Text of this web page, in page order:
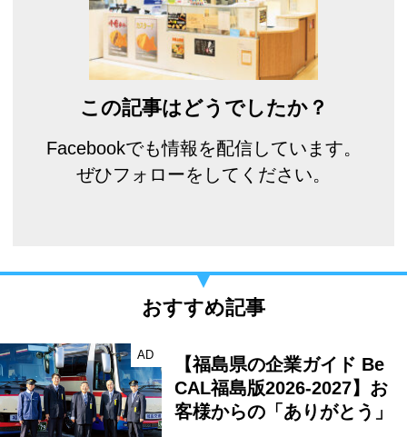
この記事はどうでしたか？
Facebookでも情報を配信しています。
ぜひフォローをしてください。
おすすめ記事
AD
【福島県の企業ガイド Be
CAL福島版2026-2027】お
客様からの「ありがとう」